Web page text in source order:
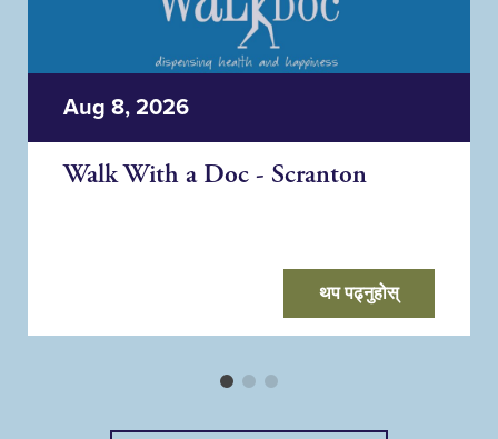
Aug 8, 2026
Walk With a Doc - Scranton
थप पढ्नुहोस्